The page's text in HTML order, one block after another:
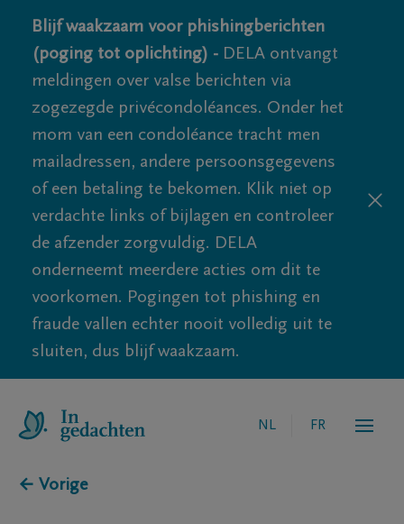
Blijf waakzaam voor phishingberichten
(poging tot oplichting) - DELA ontvangt
meldingen over valse berichten via
zogezegde privécondoléances. Onder het
mom van een condoléance tracht men
mailadressen, andere persoonsgegevens
of een betaling te bekomen. Klik niet op
verdachte links of bijlagen en controleer
de afzender zorgvuldig. DELA
onderneemt meerdere acties om dit te
voorkomen. Pogingen tot phishing en
fraude vallen echter nooit volledig uit te
sluiten, dus blijf waakzaam.
NL FR
← Vorige